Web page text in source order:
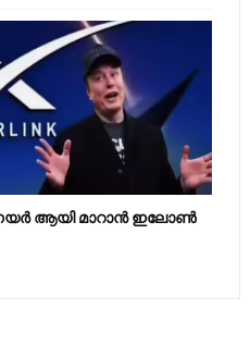
ആയി മാറാൻ ഇലോൺ